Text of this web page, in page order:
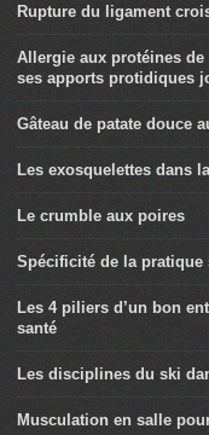
Rupture du ligament
Allergie aux protéines de
ses apports protidiques
Gâteau de patate douce
Les exosquelettes dans
Le crumble aux poires
Spécificité de la
Les 4 piliers d’un bon
santé
Les disciplines du ski
Musculation en salle